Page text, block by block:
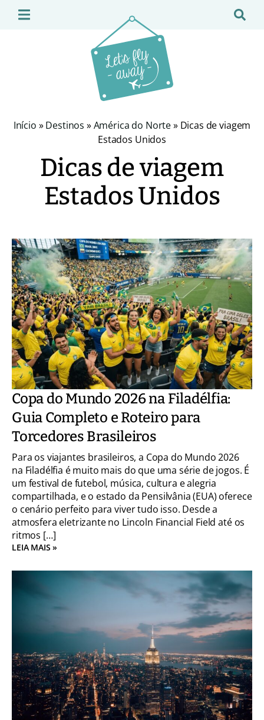
Início »Destinos »América do Norte» Dicas de viagem
Estados Unidos
Dicas de viagem
Estados Unidos
Copa do Mundo 2026 na Filadélfia:
Guia Completo e Roteiro para
Torcedores Brasileiros
Para os viajantes brasileiros, a Copa do Mundo 2026
na Filadélfia é muito mais do que uma série de jogos. É
um festival de futebol, música, cultura e alegria
compartilhada, e o estado da Pensilvânia (EUA) oferece
o cenário perfeito para viver tudo isso. Desde a
atmosfera eletrizante no Lincoln Financial Field até os
ritmos […]
LEIA MAIS »